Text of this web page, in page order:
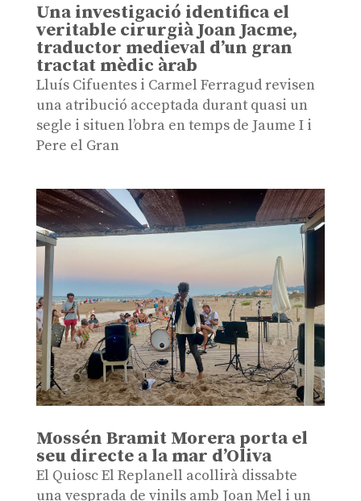
Una investigació identifica el
veritable cirurgià Joan Jacme,
traductor medieval d’un gran
tractat mèdic àrab
Lluís Cifuentes i Carmel Ferragud revisen
una atribució acceptada durant quasi un
segle i situen l’obra en temps de Jaume I i
Pere el Gran
Mossén Bramit Morera porta el
seu directe a la mar d’Oliva
El Quiosc El Replanell acollirà dissabte
una vesprada de vinils amb Joan Mel i un